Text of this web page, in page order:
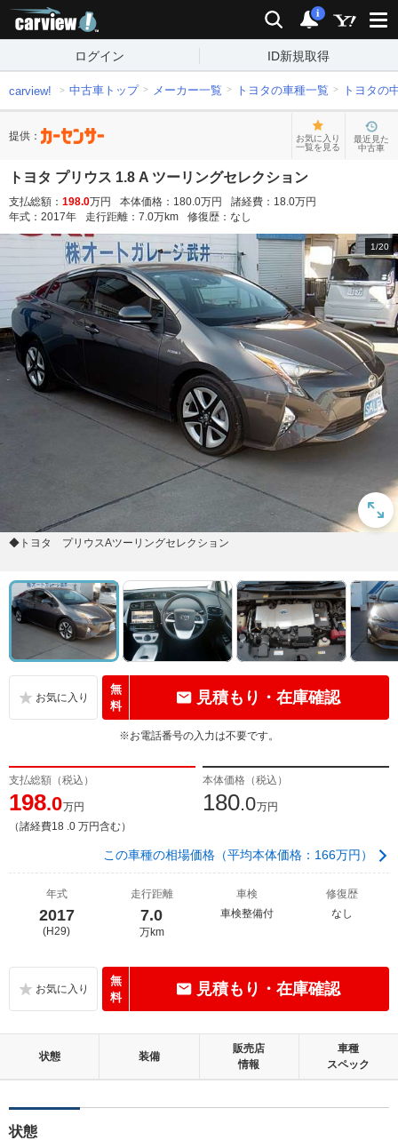
検索 通知
i
ログイン ID新規取得
carview! 中古車トップ メーカー一覧 トヨタの車種一覧 トヨタの
提供：
お気に入り
一覧を見る
最近見た
中古車
トヨタ プリウス 1.8 A ツーリングセレクション
支払総額： 198.0万円 本体価格： 180.0万円 諸経費： 18.0万円
年式： 2017年 走行距離： 7.0万km 修復歴： なし
1/20
◆トヨタ プリウスAツーリングセレクション
無
料
見積もり・在庫確認
※お電話番号の入力は不要です。
支払総額（税込）
198.0万円
（諸経費18 .0 万円含む）
本体価格（税込）
180.0万円
この車種の相場価格（平均本体価格：166万円）
年式
2017
(H29)
走行距離
7.0
万km
車検
車検整備付
修復歴
なし
無
料
見積もり・在庫確認
状態 装備
販売店
情報
車種
スペック
状態